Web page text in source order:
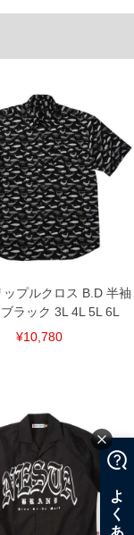
い。
1本につき税込6,000円以
なります。）
客様がご使用の環境（コ
ございます。予めご了承
で店頭での売り違い、店
てしまう場合がございま
しあった場合速やかにご
ップルクロス B.D 半袖
ラック 3L 4L 5L 6L
¥10,780